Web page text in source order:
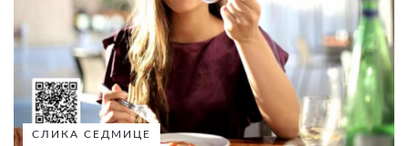
СЛИКА СЕДМИЦЕ